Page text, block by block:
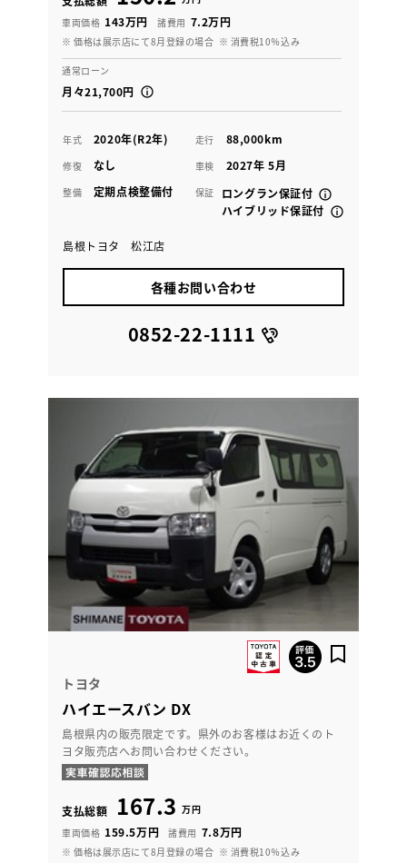
車両価格 143万円 諸費用 7.2万円
※ 価格は展示店にて8月登録の場合 ※ 消費税10％込み
通常ローン
月々21,700円
年式 2020年(R2年) 走行 88,000km
修復 なし 車検 2027年 5月
整備 定期点検整備付 保証
ロングラン保証付
ハイブリッド保証付
島根トヨタ 松江店
各種お問い合わせ
0852-22-1111
トヨタ
ハイエースバン DX
島根県内の販売限定です。県外のお客様はお近くのト
ヨタ販売店へお問い合わせください。
支払総額 167.3 万円
車両価格 159.5万円 諸費用 7.8万円
※ 価格は展示店にて8月登録の場合 ※ 消費税10％込み